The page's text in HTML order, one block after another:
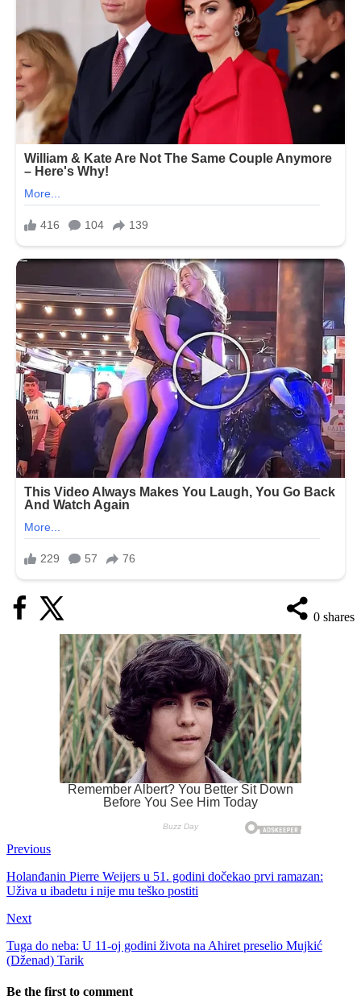
0 shares
Previous
Holanđanin Pierre Weijers u 51. godini dočekao prvi ramazan:
Uživa u ibadetu i nije mu teško postiti
Next
Tuga do neba: U 11-oj godini života na Ahiret preselio Mujkić
(Dženad) Tarik
Be the first to comment